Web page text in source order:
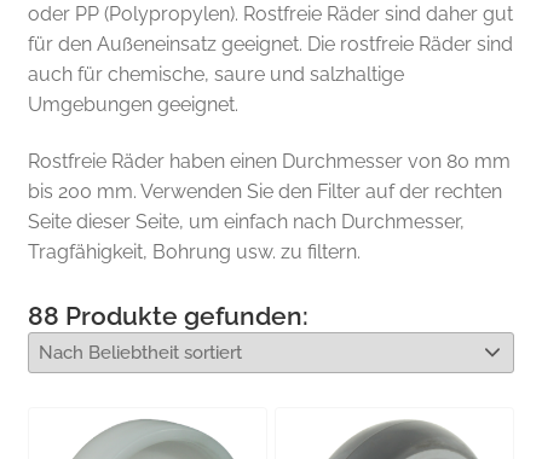
oder PP (Polypropylen). Rostfreie Räder sind daher gut
für den Außeneinsatz geeignet. Die rostfreie Räder sind
auch für chemische, saure und salzhaltige
Umgebungen geeignet.
Rostfreie Räder haben einen Durchmesser von 80 mm
bis 200 mm. Verwenden Sie den Filter auf der rechten
Seite dieser Seite, um einfach nach Durchmesser,
Tragfähigkeit, Bohrung usw. zu filtern.
88 Produkte gefunden: